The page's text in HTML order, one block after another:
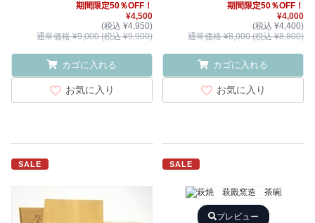
期間限定50％OFF！
¥4,500
(税込 ¥4,950)
通常価格 ¥9,000 (税込 ¥9,900)
カゴに入れる
お気に入り
期間限定50％OFF！
¥4,000
(税込 ¥4,400)
通常価格 ¥8,000 (税込 ¥8,800)
カゴに入れる
お気に入り
SALE SALE
プレビュー